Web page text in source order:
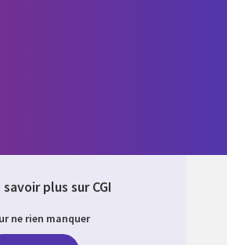
savoir plus sur CGI
ne rien manquer